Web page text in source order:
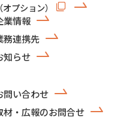
（オプション）
業情報
務連携先
知らせ
問い合わせ
材・広報のお問合せ